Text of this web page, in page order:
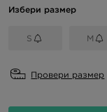
Избери размер
S M
Провери размер